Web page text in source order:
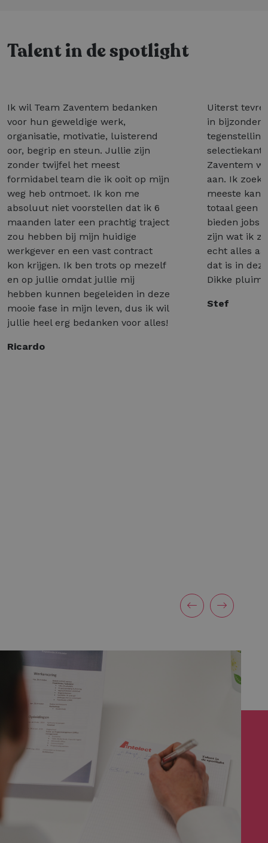
Talent in de spotlight
Ik wil Team Zaventem bedanken
voor hun geweldige werk,
organisatie, motivatie, luisterend
oor, begrip en steun. Jullie zijn
zonder twijfel het meest
formidabel team die ik ooit op mijn
weg heb ontmoet. Ik kon me
absoluut niet voorstellen dat ik 6
maanden later een prachtig traject
zou hebben bij mijn huidige
werkgever en een vast contract
kon krijgen. Ik ben trots op mezelf
en op jullie omdat jullie mij
hebben kunnen begeleiden in deze
mooie fase in mijn leven, dus ik wil
jullie heel erg bedanken voor alles!
Ricardo
Uiterst
in bijzonder
Zaventem
aan. Ik zoek
meeste
totaal geen
bieden jobs
zijn wat ik
echt alles
dat is in
Dikke pluim
Stef